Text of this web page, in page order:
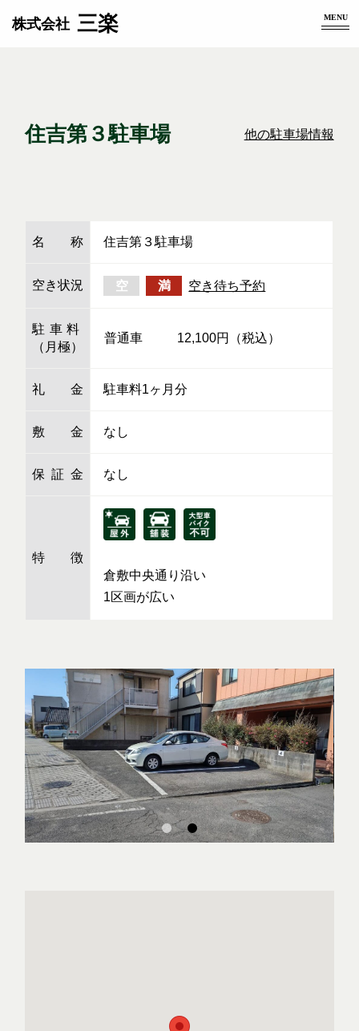
株式会社 三楽 MENU
住吉第３駐車場 他の駐車場情報
名称 住吉第３駐車場
空き状況 空 満 空き待ち予約
駐車料
（月極）
普通車 12,100円（税込）
礼金 駐車料1ヶ月分
敷金 なし
保証金 なし
特徴
倉敷中央通り沿い
1区画が広い